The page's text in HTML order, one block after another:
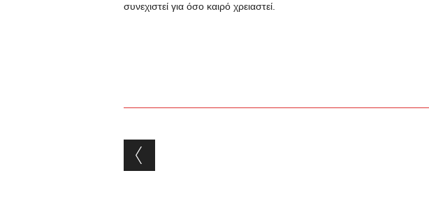
συνεχιστεί για όσο καιρό χρειαστεί.
Post navigation